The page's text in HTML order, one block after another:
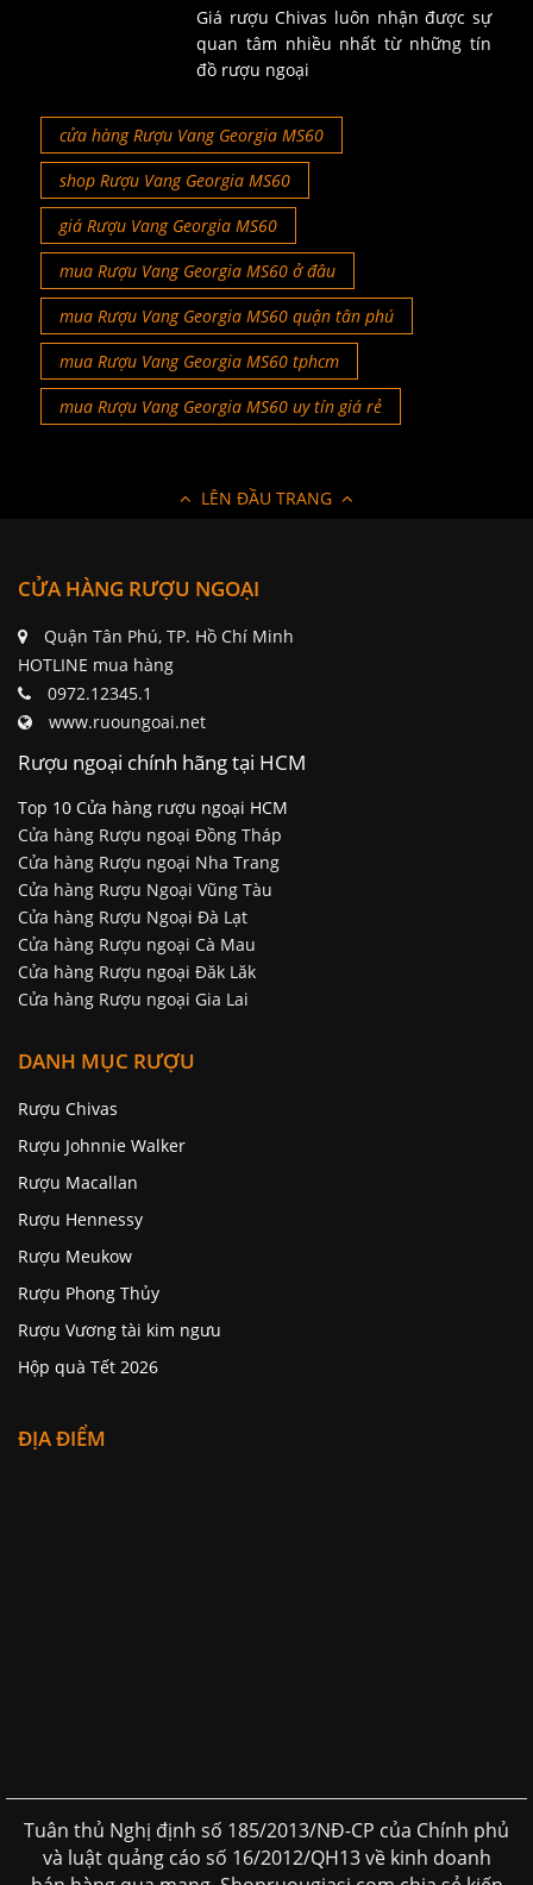
Giá rượu Chivas luôn nhận được sự
quan tâm nhiều nhất từ những tín
đồ rượu ngoại
cửa hàng Rượu Vang Georgia MS60
shop Rượu Vang Georgia MS60
giá Rượu Vang Georgia MS60
mua Rượu Vang Georgia MS60 ở đâu
mua Rượu Vang Georgia MS60 quận tân phú
mua Rượu Vang Georgia MS60 tphcm
mua Rượu Vang Georgia MS60 uy tín giá rẻ
LÊN ĐẦU TRANG
CỬA HÀNG RƯỢU NGOẠI
Quận Tân Phú, TP. Hồ Chí Minh
HOTLINE mua hàng
0972.12345.1
www.ruoungoai.net
Rượu ngoại chính hãng tại HCM
Top 10 Cửa hàng rượu ngoại HCM
Cửa hàng Rượu ngoại Đồng Tháp
Cửa hàng Rượu ngoại Nha Trang
Cửa hàng Rượu Ngoại Vũng Tàu
Cửa hàng Rượu Ngoại Đà Lạt
Cửa hàng Rượu ngoại Cà Mau
Cửa hàng Rượu ngoại Đăk Lăk
Cửa hàng Rượu ngoại Gia Lai
DANH MỤC RƯỢU
Rượu Chivas
Rượu Johnnie Walker
Rượu Macallan
Rượu Hennessy
Rượu Meukow
Rượu Phong Thủy
Rượu Vương tài kim ngưu
Hộp quà Tết 2026
ĐỊA ĐIỂM
Tuân thủ Nghị định số 185/2013/NĐ-CP của Chính phủ
và luật quảng cáo số 16/2012/QH13 về kinh doanh